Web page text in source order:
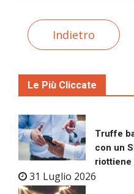
Indietro
Le Più Cliccate
Truffe
con un
riottiene
31 Luglio 2026